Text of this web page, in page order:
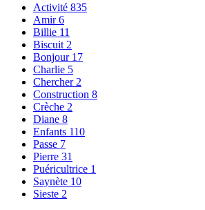
Activité 835
Amir6
Billie 11
Biscuit 2
Bonjour 17
Charlie 5
Chercher 2
Construction 8
Crèche 2
Diane 8
Enfants 110
Passe 7
Pierre 31
Puéricultrice 1
Saynète 10
Sieste 2